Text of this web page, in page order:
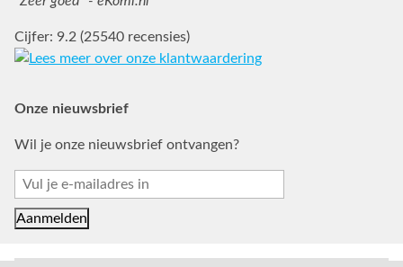
Cijfer: 9.2 (25540 recensies)
Onze nieuwsbrief
Wil je onze nieuwsbrief ontvangen?